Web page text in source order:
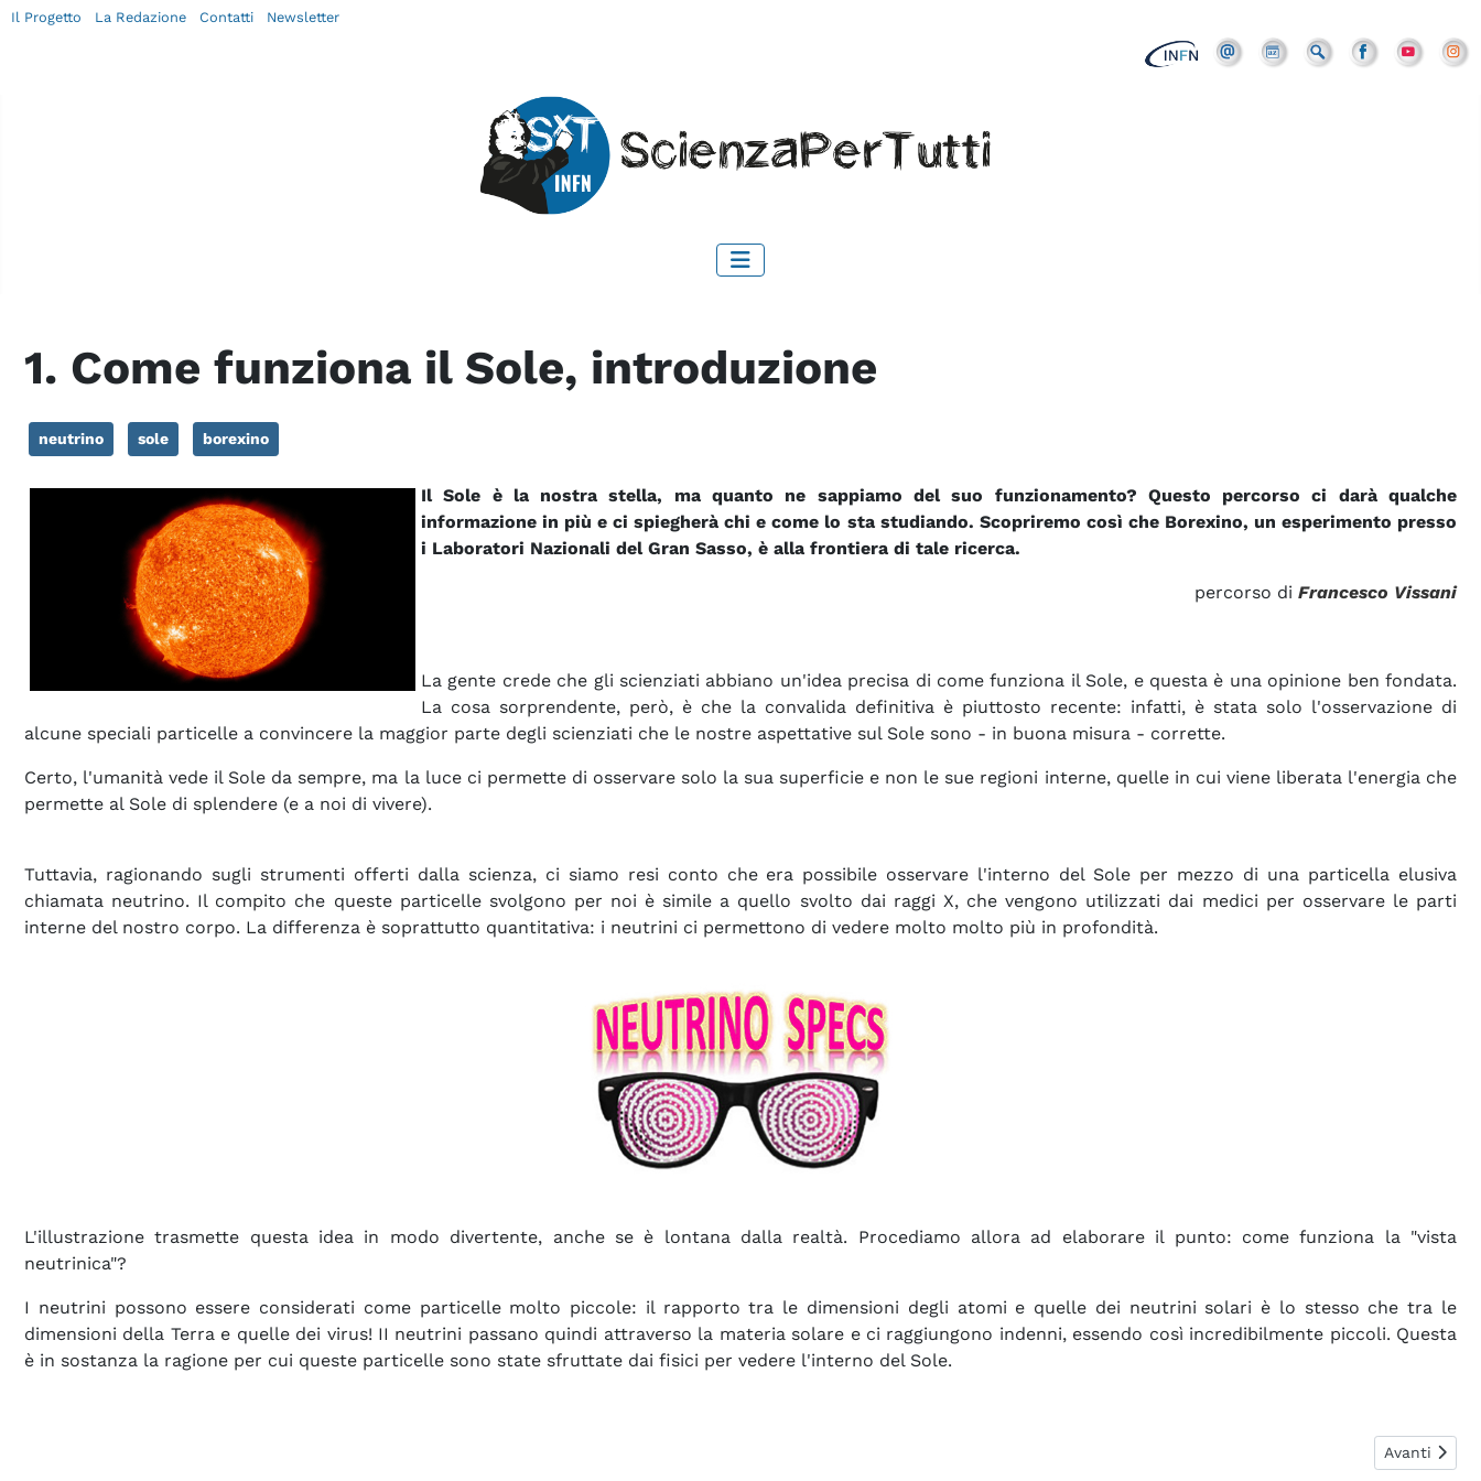
Il Progetto La Redazione Contatti Newsletter
1. Come funziona il Sole, introduzione
neutrino sole borexino
Il Sole è la nostra stella, ma quanto ne sappiamo del suo funzionamento? Questo percorso ci darà qualche
informazione in più e ci spiegherà chi e come lo sta studiando. Scopriremo così che Borexino, un esperimento presso
i Laboratori Nazionali del Gran Sasso, è alla frontiera di tale ricerca.
percorso di Francesco Vissani
La gente crede che gli scienziati abbiano un'idea precisa di come funziona il Sole, e questa è una opinione ben fondata.
La cosa sorprendente, però, è che la convalida definitiva è piuttosto recente: infatti, è stata solo l'osservazione di
alcune speciali particelle a convincere la maggior parte degli scienziati che le nostre aspettative sul Sole sono - in buona misura - corrette.
Certo, l'umanità vede il Sole da sempre, ma la luce ci permette di osservare solo la sua superficie e non le sue regioni interne, quelle in cui viene liberata l'energia che
permette al Sole di splendere (e a noi di vivere).
Tuttavia, ragionando sugli strumenti offerti dalla scienza, ci siamo resi conto che era possibile osservare l'interno del Sole per mezzo di una particella elusiva
chiamata neutrino. Il compito che queste particelle svolgono per noi è simile a quello svolto dai raggi X, che vengono utilizzati dai medici per osservare le parti
interne del nostro corpo. La differenza è soprattutto quantitativa: i neutrini ci permettono di vedere molto molto più in profondità.
L'illustrazione trasmette questa idea in modo divertente, anche se è lontana dalla realtà. Procediamo allora ad elaborare il punto: come funziona la "vista
neutrinica"?
I neutrini possono essere considerati come particelle molto piccole: il rapporto tra le dimensioni degli atomi e quelle dei neutrini solari è lo stesso che tra le
dimensioni della Terra e quelle dei virus! II neutrini passano quindi attraverso la materia solare e ci raggiungono indenni, essendo così incredibilmente piccoli. Questa
è in sostanza la ragione per cui queste particelle sono state sfruttate dai fisici per vedere l'interno del Sole.
Articolo
Avanti